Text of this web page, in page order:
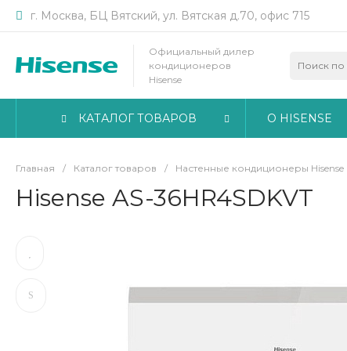
г. Москва, БЦ Вятский, ул. Вятская д.70, офис 715
Официальный дилер
кондиционеров
Hisense
КАТАЛОГ ТОВАРОВ О HISENSE
Главная / Каталог товаров / Настенные кондиционеры Hisense
Hisense AS-36HR4SDKVT